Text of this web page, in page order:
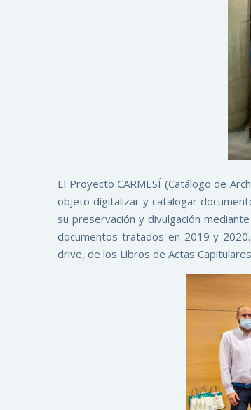
El Proyecto CARMESÍ (Catálogo de
objeto digitalizar y catalogar
su preservación y divulgación
documentos tratados en 2019 y
drive, de los Libros de Actas